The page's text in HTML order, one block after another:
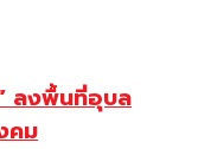
ลงพื้นที่อุบล
คม